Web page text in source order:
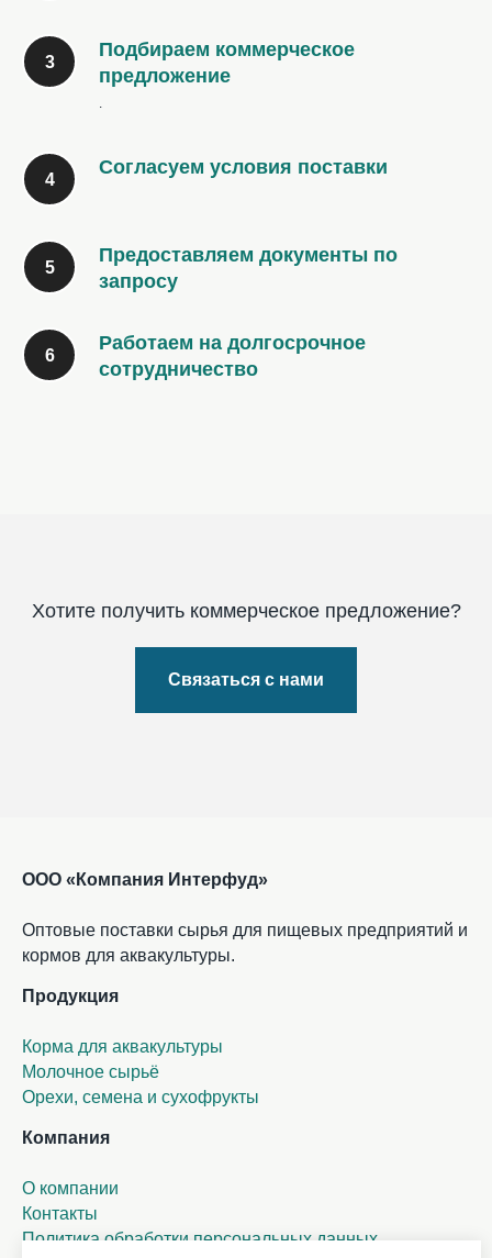
Подбираем коммерческое
предложение
.
Согласуем условия поставки
Предоставляем документы по
запросу
Работаем на долгосрочное
сотрудничество
Хотите получить коммерческое предложение?
Связаться с нами
ООО «Компания Интерфуд»
Оптовые поставки сырья для пищевых предприятий и
кормов для аквакультуры.
Продукция
Корма для аквакультуры
Молочное сырьё
Орехи, семена и сухофрукты
Компания
О компании
Контакты
Политика обработки персональных данных